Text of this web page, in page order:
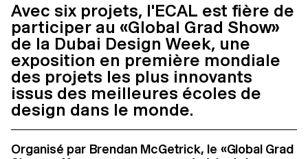
Avec six projets, l'ECAL est fière de
participer au «Global Grad Show»
de la Dubai Design Week, une
exposition en première mondiale
des projets les plus innovants
issus des meilleures écoles de
design dans le monde.
Organisé par Brendan McGetrick, le «Global Grad